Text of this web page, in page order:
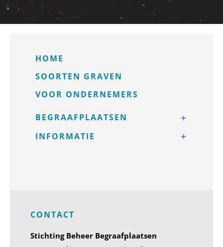
HOME
SOORTEN GRAVEN
VOOR ONDERNEMERS
BEGRAAFPLAATSEN
INFORMATIE
CONTACT
Stichting Beheer Begraafplaatsen